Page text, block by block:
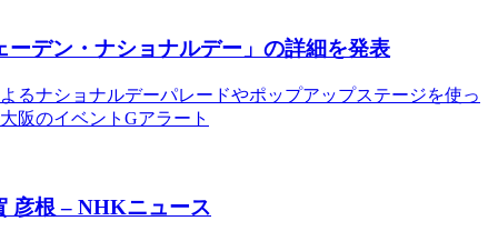
ーデン・ナショナルデー」の詳細を発表
るナショナルデーパレードやポップアップステージを使っ
阪のイベントGアラート
彦根 – NHKニュース